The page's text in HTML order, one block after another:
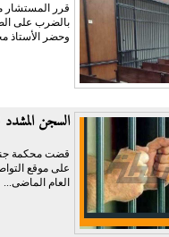
قرر المستشار
وحضر الأستاذ
السجن المشدد 3 سنوات لمتهمين بتهديد فتاة فى سوهاج
على موقع
العام الماضى...